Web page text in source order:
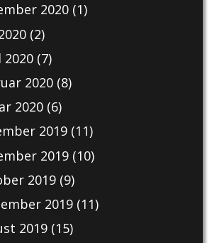
2020(1)
(2)
(7)
2020(8)
2020(6)
2019(11)
2019(10)
2019(9)
2019(11)
2019(15)